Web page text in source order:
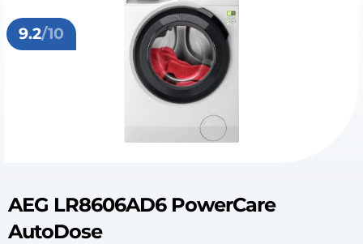
9.2/10
AEG LR8606AD6 PowerCare
AutoDose